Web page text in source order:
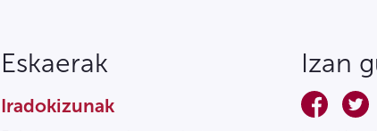
Eskaerak
Iradokizunak
Izan